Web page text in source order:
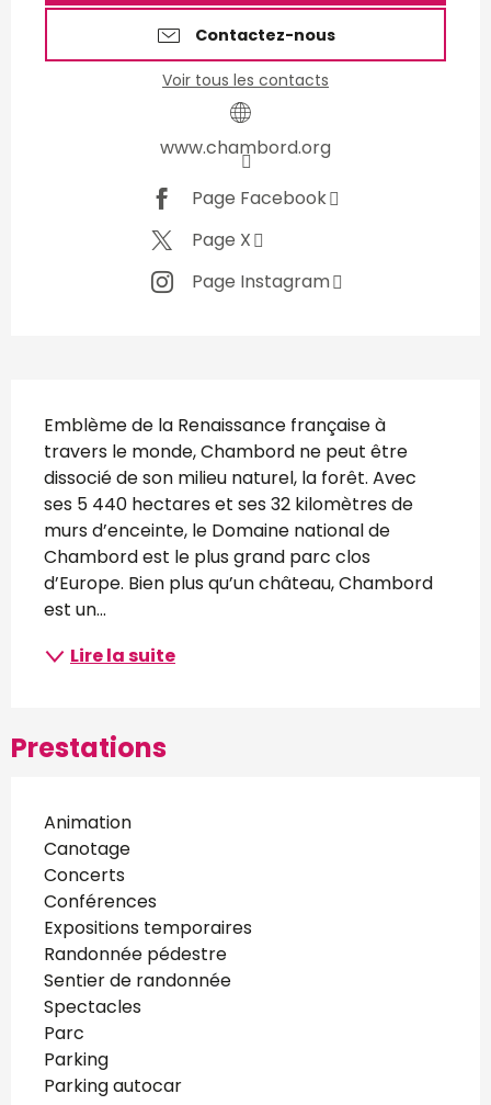
Contactez-nous
Voir tous les contacts
www.chambord.org
Page Facebook
Page X
Page Instagram
Description
Emblème de la Renaissance française à
travers le monde, Chambord ne peut être
dissocié de son milieu naturel, la forêt. Avec
ses 5 440 hectares et ses 32 kilomètres de
murs d’enceinte, le Domaine national de
Chambord est le plus grand parc clos
d’Europe. Bien plus qu’un château, Chambord
est un...
Lire la suite
Prestations
Animation
Canotage
Concerts
Conférences
Expositions temporaires
Randonnée pédestre
Sentier de randonnée
Spectacles
Parc
Parking
Parking autocar